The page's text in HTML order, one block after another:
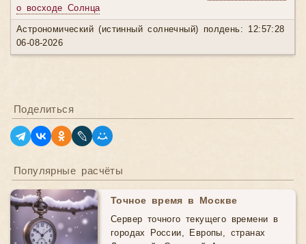
о восходе Солнца
Астрономический (истинный солнечный) полдень: 12:57:28
06-08-2026
Поделиться
Популярные расчёты
Точное время в Москве
Сервер точного текущего времени в
городах России, Европы, странах